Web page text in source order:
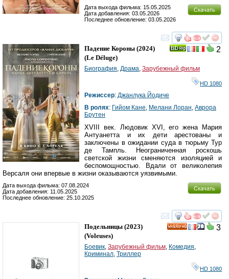
Скачать
Дата выхода фильма: 15.05.2025
Дата добавления: 03.05.2026
Последнее обновление: 03.05.2026
смотреть
2
Падение Короны (2024)
(Le Déluge)
Биография Драма Зарубежный фильм
HD 1080
Режиссер: Джанлука Йодиче
В ролях: Гийом Кане Мелани Лоран Аврора
Брутен
XVIII век. Людовик XVI, его жена Мария
Антуанетта и их дети арестованы и
заключены в ожидании суда в тюрьму Тур
де Тампль. Неограниченная роскошь
светской жизни сменяются изоляцией и
беспомощностью. Вдали от великолепия
Версаля они впервые в жизни оказываются уязвимыми.
Скачать
Дата выхода фильма: 07.08.2024
Дата добавления: 11.05.2025
Последнее обновление: 25.10.2025
смотреть
3
Подельницы (2023)
(Voleuses)
Боевик, Зарубежный фильм, Комедия,
Криминал, Триллер
HD 1080